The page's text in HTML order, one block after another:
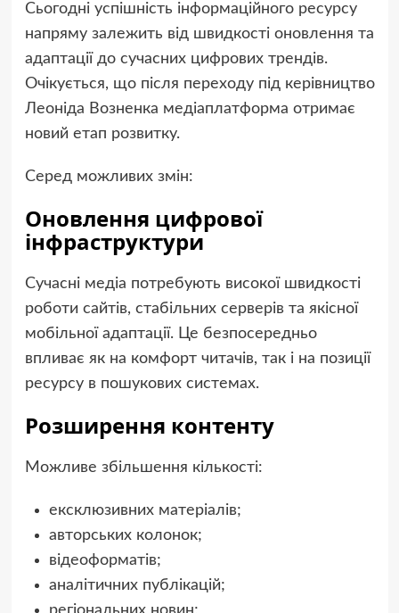
Сьогодні успішність інформаційного ресурсу
напряму залежить від швидкості оновлення та
адаптації до сучасних цифрових трендів.
Очікується, що після переходу під керівництво
Леоніда Возненка медіаплатформа отримає
новий етап розвитку.
Серед можливих змін:
Оновлення цифрової
інфраструктури
Сучасні медіа потребують високої швидкості
роботи сайтів, стабільних серверів та якісної
мобільної адаптації. Це безпосередньо
впливає як на комфорт читачів, так і на позиції
ресурсу в пошукових системах.
Розширення контенту
Можливе збільшення кількості:
ексклюзивних матеріалів;
авторських колонок;
відеоформатів;
аналітичних публікацій;